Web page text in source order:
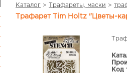
Каталог > Трафареты, маски >
Трафарет Tim Holtz "Цветы-
Код